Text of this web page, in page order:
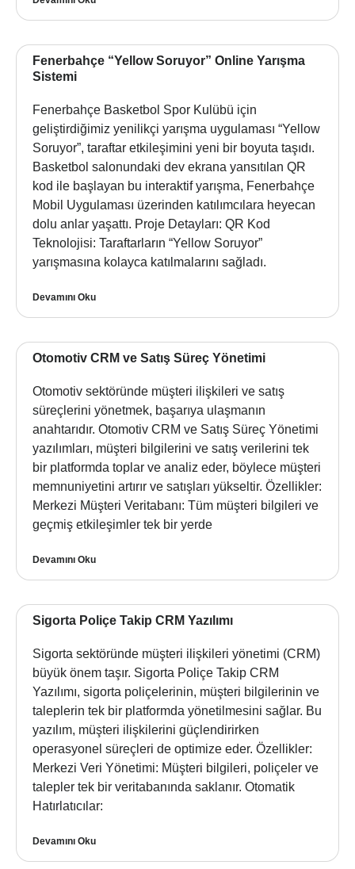
Fenerbahçe “Yellow Soruyor” Online Yarışma
Sistemi
Fenerbahçe Basketbol Spor Kulübü için
geliştirdiğimiz yenilikçi yarışma uygulaması “Yellow
Soruyor”, taraftar etkileşimini yeni bir boyuta taşıdı.
Basketbol salonundaki dev ekrana yansıtılan QR
kod ile başlayan bu interaktif yarışma, Fenerbahçe
Mobil Uygulaması üzerinden katılımcılara heyecan
dolu anlar yaşattı. Proje Detayları: QR Kod
Teknolojisi: Taraftarların “Yellow Soruyor”
yarışmasına kolayca katılmalarını sağladı.
Devamını Oku
Otomotiv CRM ve Satış Süreç Yönetimi
Otomotiv sektöründe müşteri ilişkileri ve satış
süreçlerini yönetmek, başarıya ulaşmanın
anahtarıdır. Otomotiv CRM ve Satış Süreç Yönetimi
yazılımları, müşteri bilgilerini ve satış verilerini tek
bir platformda toplar ve analiz eder, böylece müşteri
memnuniyetini artırır ve satışları yükseltir. Özellikler:
Merkezi Müşteri Veritabanı: Tüm müşteri bilgileri ve
geçmiş etkileşimler tek bir yerde
Devamını Oku
Sigorta Poliçe Takip CRM Yazılımı
Sigorta sektöründe müşteri ilişkileri yönetimi (CRM)
büyük önem taşır. Sigorta Poliçe Takip CRM
Yazılımı, sigorta poliçelerinin, müşteri bilgilerinin ve
taleplerin tek bir platformda yönetilmesini sağlar. Bu
yazılım, müşteri ilişkilerini güçlendirirken
operasyonel süreçleri de optimize eder. Özellikler:
Merkezi Veri Yönetimi: Müşteri bilgileri, poliçeler ve
talepler tek bir veritabanında saklanır. Otomatik
Hatırlatıcılar:
Devamını Oku